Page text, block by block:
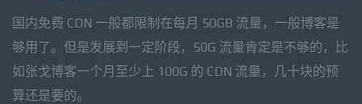
国内免费 CDN 一般都限制在每月 50GB 流量，一般博客是
够用了。但是发展到一定阶段，50G 流量肯定是不够的，比
如张戈博客一个月至少上 100G 的 CDN 流量，几十块的预
算还是要的。